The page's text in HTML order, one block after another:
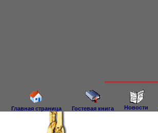
Главная страница Гостевая книга Новости